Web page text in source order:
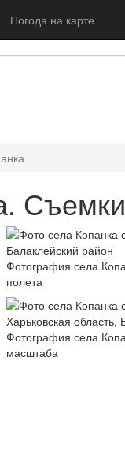
Погода на карте
Фотография села
полета
Фотография села
масштаба